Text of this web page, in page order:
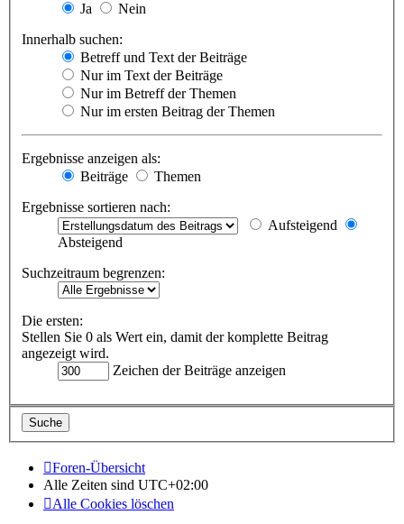
Ja
Nein
Innerhalb suchen:
Betreff und Text der Beiträge
Nur im Text der Beiträge
Nur im Betreff der Themen
Nur im ersten Beitrag der Themen
Ergebnisse anzeigen als:
Beiträge
Themen
Ergebnisse sortieren nach:
Aufsteigend
Absteigend
Suchzeitraum begrenzen:
Die ersten:
Stellen Sie 0 als Wert ein, damit der komplette Beitrag
angezeigt wird.
Zeichen der Beiträge anzeigen
Foren-Übersicht
Alle Zeiten sind UTC+02:00
Alle Cookies löschen